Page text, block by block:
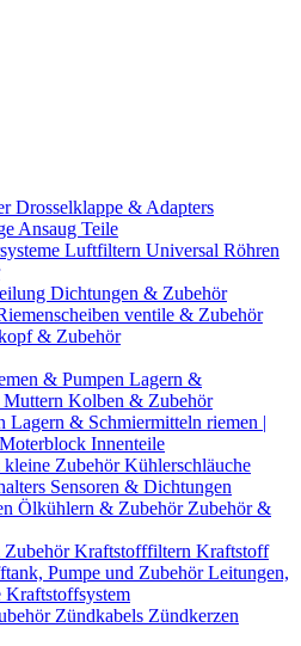
Drosselklappe & Adapters
Ansaug Teile
Luftfiltern Universal Röhren
Dichtungen & Zubehör
ventile & Zubehör
& Zubehör
& Pumpen Lagern &
Kolben & Zubehör
Lagern & Schmiermitteln riemen |
Innenteile
kleine ZubehörKühlerschläuche
Sensoren & Dichtungen
Ölkühlern & Zubehör Zubehör &
Kraftstofffiltern Kraftstoff
Pumpe und ZubehörLeitungen,
Kraftstoffsystem
Zündkabels Zündkerzen